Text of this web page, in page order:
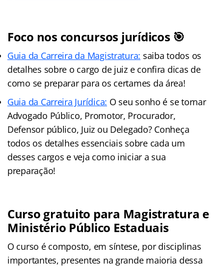
Foco nos concursos jurídicos 🎯
Guia da Carreira da Magistratura: saiba todos os
detalhes sobre o cargo de juiz e confira dicas de
como se preparar para os certames da área!
Guia da Carreira Jurídica: O seu sonho é se tornar
Advogado Público, Promotor, Procurador,
Defensor público, Juiz ou Delegado? Conheça
todos os detalhes essenciais sobre cada um
desses cargos e veja como iniciar a sua
preparação!
Curso gratuito para Magistratura e
Ministério Público Estaduais
O curso é composto, em síntese, por disciplinas
importantes, presentes na grande maioria dessa